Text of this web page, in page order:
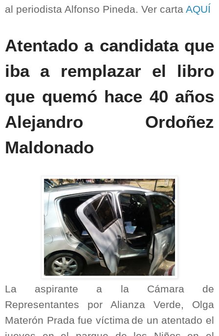
al periodista Alfonso Pineda. Ver carta AQUÍ
Atentado a candidata que
iba a remplazar el libro
que quemó hace 40 años
Alejandro Ordoñez
Maldonado
La aspirante a la Cámara de
Representantes por Alianza Verde, Olga
Materón Prada fue víctima de un atentado el